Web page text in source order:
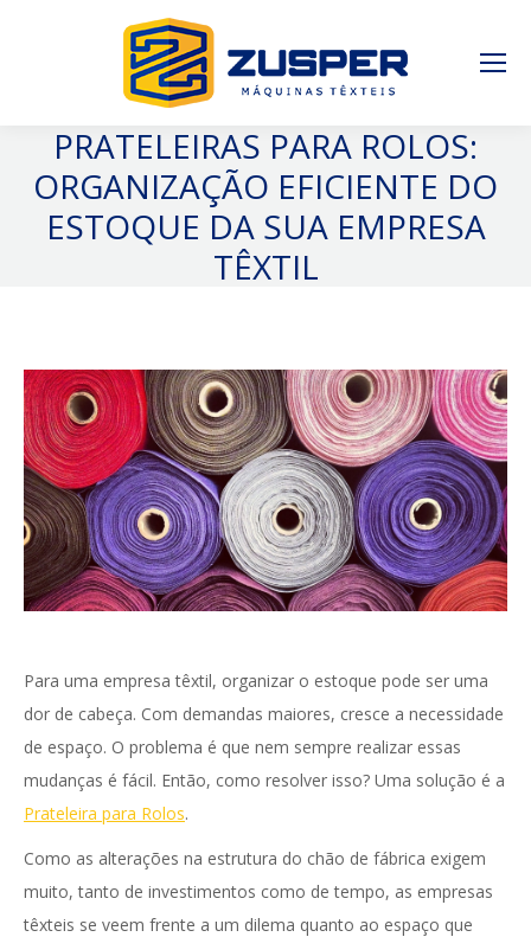
PRATELEIRAS PARA ROLOS:
ORGANIZAÇÃO EFICIENTE DO
ESTOQUE DA SUA EMPRESA
TÊXTIL
Para uma empresa têxtil, organizar o estoque pode ser uma
dor de cabeça. Com demandas maiores, cresce a necessidade
de espaço. O problema é que nem sempre realizar essas
mudanças é fácil. Então, como resolver isso? Uma solução é a
Prateleira para Rolos.
Como as alterações na estrutura do chão de fábrica exigem
muito, tanto de investimentos como de tempo, as empresas
têxteis se veem frente a um dilema quanto ao espaço que